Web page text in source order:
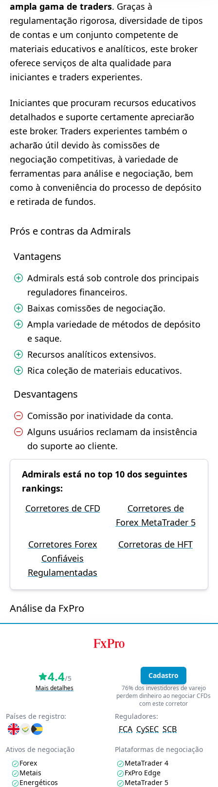
ampla gama de traders. Graças à
regulamentação rigorosa, diversidade de tipos
de contas e um conjunto competente de
materiais educativos e analíticos, este broker
oferece serviços de alta qualidade para
iniciantes e traders experientes.
Iniciantes que procuram recursos educativos
detalhados e suporte certamente apreciarão
este broker. Traders experientes também o
acharão útil devido às comissões de
negociação competitivas, à variedade de
ferramentas para análise e negociação, bem
como à conveniência do processo de depósito
e retirada de fundos.
Prós e contras da Admirals
Vantagens
Admirals está sob controle dos principais
reguladores financeiros.
Baixas comissões de negociação.
Ampla variedade de métodos de depósito
e saque.
Recursos analíticos extensivos.
Rica coleção de materiais educativos.
Desvantagens
Comissão por inatividade da conta.
Alguns usuários reclamam da insistência
do suporte ao cliente.
Admirals está no top 10 dos seguintes
rankings:
Corretores de CFD
Corretores de
Forex MetaTrader 5
Corretores Forex
Confiáveis
Regulamentadas
Corretoras de HFT
Análise da FxPro
4.4/5
Mais detalhes
Cadastro
76% dos investidores de varejo
perdem dinheiro ao negociar CFDs
com este corretor
Países de registro: Reguladores:
FCA CySEC SCB
Ativos de negociação
Forex
Metais
Energéticos
Plataformas de negociação
MetaTrader 4
FxPro Edge
MetaTrader 5